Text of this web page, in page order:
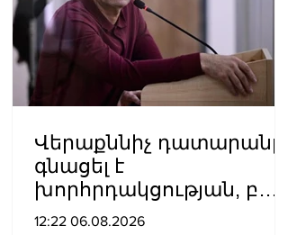
Վերաքննիչ դատարանը
գնացել է
խորհրդակցության, բայց
բոլորիս համար պարզ է՝
12:22 06.08.2026